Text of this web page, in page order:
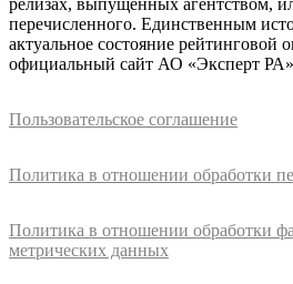
перечисленного. Единственным
актуальное состояние рейтинговой
официальный сайт АО «Эксперт
Пользовательское соглашение
Политика в отношении обработки
Политика в отношении обработки
метрических данных